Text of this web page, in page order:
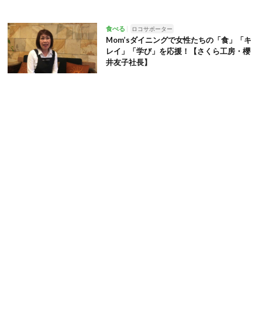
食べる ロコサポーター
Mom’sダイニングで女性たちの「食」「キ
レイ」「学び」を応援！【さくら工房・櫻
井友子社長】